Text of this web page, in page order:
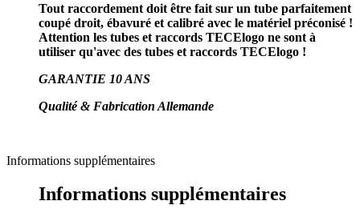
Tout raccordement doit être fait sur un tube parfaitement
coupé droit, ébavuré et calibré avec le matériel préconisé !
Attention les tubes et raccords TECElogo ne sont à
utiliser qu'avec des tubes et raccords TECElogo !
GARANTIE 10 ANS
Qualité & Fabrication Allemande
Informations supplémentaires
Informations supplémentaires